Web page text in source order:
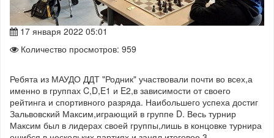
17 января 2022 05:01
Количество просмотров: 959
Ребята из МАУДО ДДТ "Родник" участвовали почти во всех,а
именно в группах C,D,E1 и E2,в зависимости от своего
рейтинга и спортивного разряда. Наибольшего успеха достиг
Зальвовский Максим,играющий в группе D. Весь турнир
Максим был в лидерах своей группы,лишь в концовке турнира